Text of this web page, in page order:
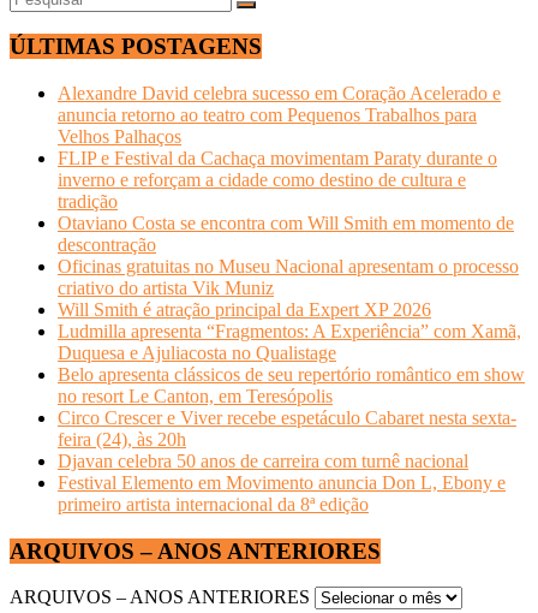
ÚLTIMAS POSTAGENS
Alexandre David celebra sucesso em Coração Acelerado e
anuncia retorno ao teatro com Pequenos Trabalhos para
Velhos Palhaços
FLIP e Festival da Cachaça movimentam Paraty durante o
inverno e reforçam a cidade como destino de cultura e
tradição
Otaviano Costa se encontra com Will Smith em momento de
descontração
Oficinas gratuitas no Museu Nacional apresentam o processo
criativo do artista Vik Muniz
Will Smith é atração principal da Expert XP 2026
Ludmilla apresenta “Fragmentos: A Experiência” com Xamã,
Duquesa e Ajuliacosta no Qualistage
Belo apresenta clássicos de seu repertório romântico em show
no resort Le Canton, em Teresópolis
Circo Crescer e Viver recebe espetáculo Cabaret nesta sexta-
feira (24), às 20h
Djavan celebra 50 anos de carreira com turnê nacional
Festival Elemento em Movimento anuncia Don L, Ebony e
primeiro artista internacional da 8ª edição
ARQUIVOS – ANOS ANTERIORES
ARQUIVOS – ANOS ANTERIORES